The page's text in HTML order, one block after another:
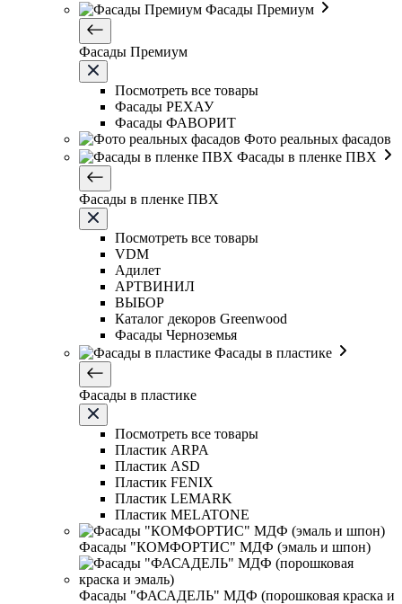
Фасады Премиум
Фасады Премиум
Посмотреть все товары
Фасады РЕХАУ
Фасады ФАВОРИТ
Фото реальных фасадов
Фасады в пленке ПВХ
Фасады в пленке ПВХ
Посмотреть все товары
VDM
Адилет
АРТВИНИЛ
ВЫБОР
Каталог декоров Greenwood
Фасады Черноземья
Фасады в пластике
Фасады в пластике
Посмотреть все товары
Пластик ARPA
Пластик ASD
Пластик FENIX
Пластик LEMARK
Пластик MELATONE
Фасады "КОМФОРТИС" МДФ (эмаль и шпон)
Фасады "ФАСАДЕЛЬ" МДФ (порошковая краска и